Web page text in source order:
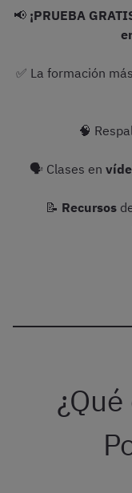
📢 ¡PRUEBA
✅ La formación
🧠
🗣 Clases en
📝 Recursos